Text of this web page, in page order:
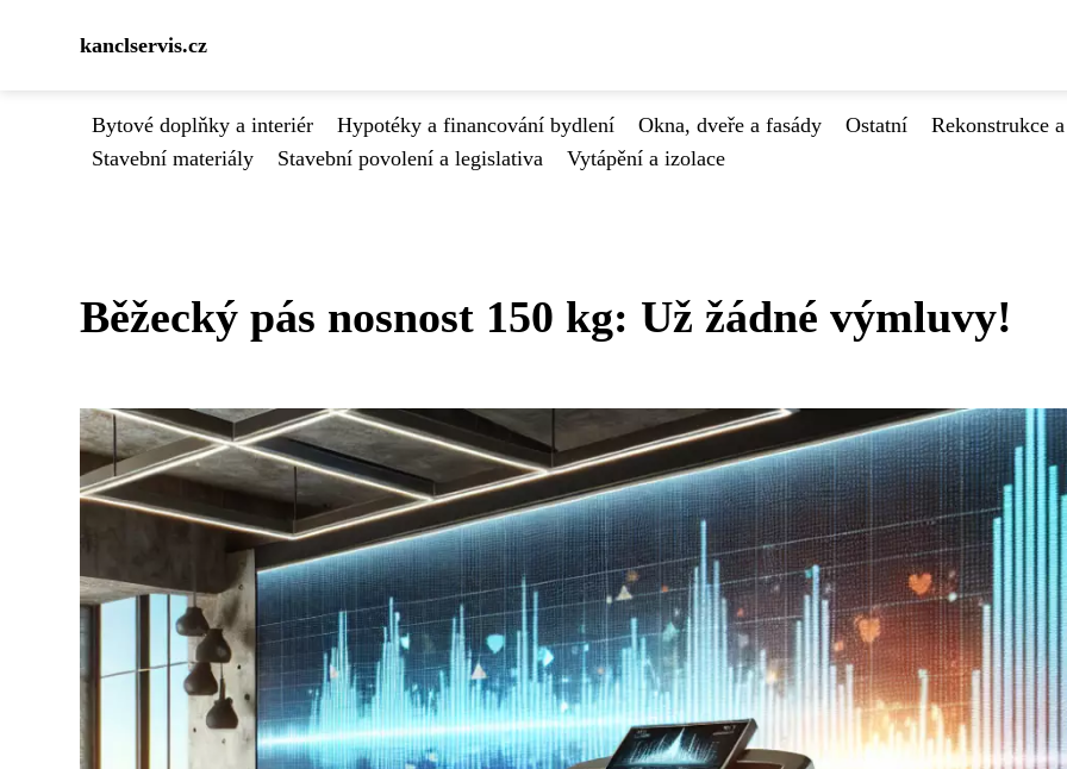
kanclservis.cz
Bytové doplňky a interiér Hypotéky a financování bydlení Okna, dveře a fasády Ostatní Rekonstrukce
Stavební materiály
Stavební povolení a legislativa Vytápění a izolace
Běžecký pás nosnost 150 kg: Už žádné výmluvy!